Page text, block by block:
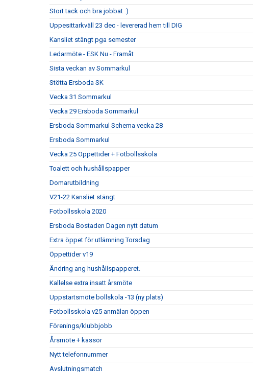
Stort tack och bra jobbat :)
Uppesittarkväll 23 dec - levererad hem till DIG
Kansliet stängt pga semester
Ledarmöte - ESK Nu - Framåt
Sista veckan av Sommarkul
Stötta Ersboda SK
Vecka 31 Sommarkul
Vecka 29 Ersboda Sommarkul
Ersboda Sommarkul Schema vecka 28
Ersboda Sommarkul
Vecka 25 Öppettider + Fotbollsskola
Toalett och hushållspapper
Domarutbildning
V21-22 Kansliet stängt
Fotbollsskola 2020
Ersboda Bostaden Dagen nytt datum
Extra öppet för utlämning Torsdag
Öppettider v19
Ändring ang hushållspapperet.
Kallelse extra insatt årsmöte
Uppstartsmöte bollskola -13 (ny plats)
Fotbollsskola v25 anmälan öppen
Förenings/klubbjobb
Årsmöte + kassör
Nytt telefonnummer
Avslutningsmatch